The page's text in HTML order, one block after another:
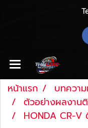
หน้าแรก บทควา
ตัวอย่างผลงาน
HONDA CR-V